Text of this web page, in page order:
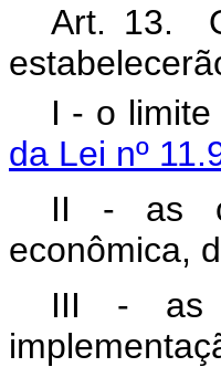
Art. 13.
I - o
da Lei nº
II - as
econômica,
III - as